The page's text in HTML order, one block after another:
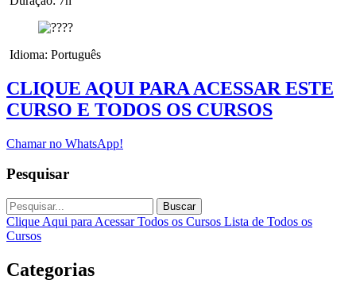
Idioma: Português
CLIQUE AQUI PARA ACESSAR ESTE
CURSO E TODOS OS CURSOS
Chamar no WhatsApp!
Pesquisar
Buscar
Clique Aqui para Acessar Todos os Cursos Lista de Todos os
Cursos
Categorias